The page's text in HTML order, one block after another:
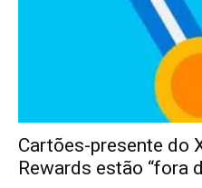
Cartões-presente do
Rewards estão “fora